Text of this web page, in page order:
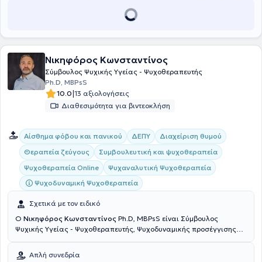
ατοπική δερματίτιδα, το μελάνωμα, η λεύκη, η κνίδωση και η
τριχοτιλλομανία. Τέλος, ασχολείται με αυτοάνοσα νοσήματα και το
Νικηφόρος Κωνσταντίνος
Σύμβουλος Ψυχικής Υγείας - Ψυχοθεραπευτής
Ph.D, MBPsS
10.0|13 αξιολογήσεις
Διαθεσιμότητα για βιντεοκλήση
Αίσθημα φόβου και πανικού ΔΕΠΥ
Διαχείριση θυμού
Θεραπεία ζεύγους
Συμβουλευτική και ψυχοθεραπεία
Ψυχοθεραπεία Online
Ψυχαναλυτική Ψυχοθεραπεία
Ψυχοδυναμική Ψυχοθεραπεία
Σχετικά με τον ειδικό
Ο Νικηφόρος Κωνσταντίνος Ph.D, MBPsS είναι Σύμβουλος
Ψυχικής Υγείας - Ψυχοθεραπευτής, Ψυχοδυναμικής προσέγγισης
Καλλιθέας) και τη Βούλα. Είναι μέλος της Αμερικανικής Ενωσης
Απλή συνεδρία